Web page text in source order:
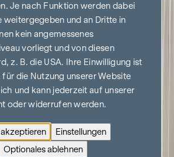
Je nach Funktion werden dabei
weitergegeben und an Dritte in
kein angemessenes
vorliegt und von diesen
z. B. die USA. Ihre Einwilligung ist
die Nutzung unserer Website
und kann jederzeit auf unserer
oder widerrufen werden.
Einstellungen
Optionales ablehnen